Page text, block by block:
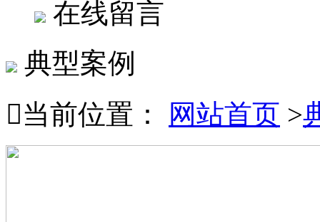
在线留言
典型案例
当前位置： 网站首页 >